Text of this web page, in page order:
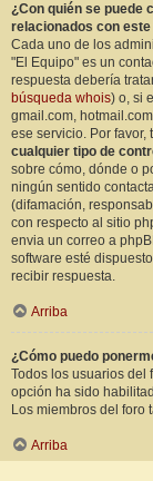
¿Con quién se puede
relacionados con
Cada uno de los
"El Equipo" es un
respuesta debería
búsqueda whois) o, si
gmail.com,
ese servicio. Por favor,
cualquier tipo de
sobre cómo, dónde o
ningún sentido
(difamación,
con respecto al sitio
envia un correo a
software esté
recibir respuesta.
Arriba
¿Cómo puedo
Todos los usuarios del
opción ha sido
Los miembros del foro
Arriba